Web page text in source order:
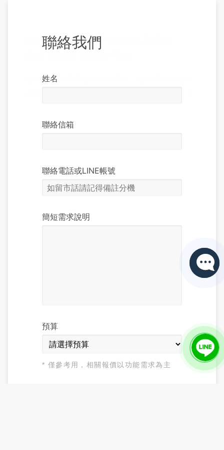
我們從建立完整的企業形象開始，一
品科技以顧客滿意服務為宗旨，提供專業的技術
聯絡我們
姓名
聯絡信箱
聯絡電話或LINE帳號
簡短需求說明
預算
* 僅參考用，相關報價以功能需求為主